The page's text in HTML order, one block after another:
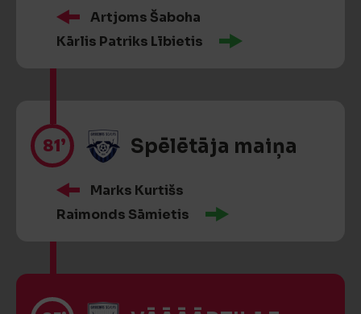
Artjoms Šaboha
Kārlis Patriks Lībietis
81’ Spēlētāja maiņa
Marks Kurtišs
Raimonds Sāmietis